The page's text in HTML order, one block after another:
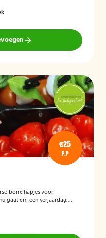
€25
P.P
borrelhapjes voor
gaat om een verjaardag,
Het zonnig tapasbuffet